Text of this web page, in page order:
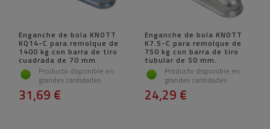
Enganche de bola KNOTT
KQ14-C para remolque de
1400 kg con barra de tiro
cuadrada de 70 mm
Producto disponible en
grandes cantidades
31,69 €
Enganche de bola KNOTT
K7.5-C para remolque de
750 kg con barra de tiro
tubular de 50 mm.
Producto disponible en
grandes cantidades
24,29 €